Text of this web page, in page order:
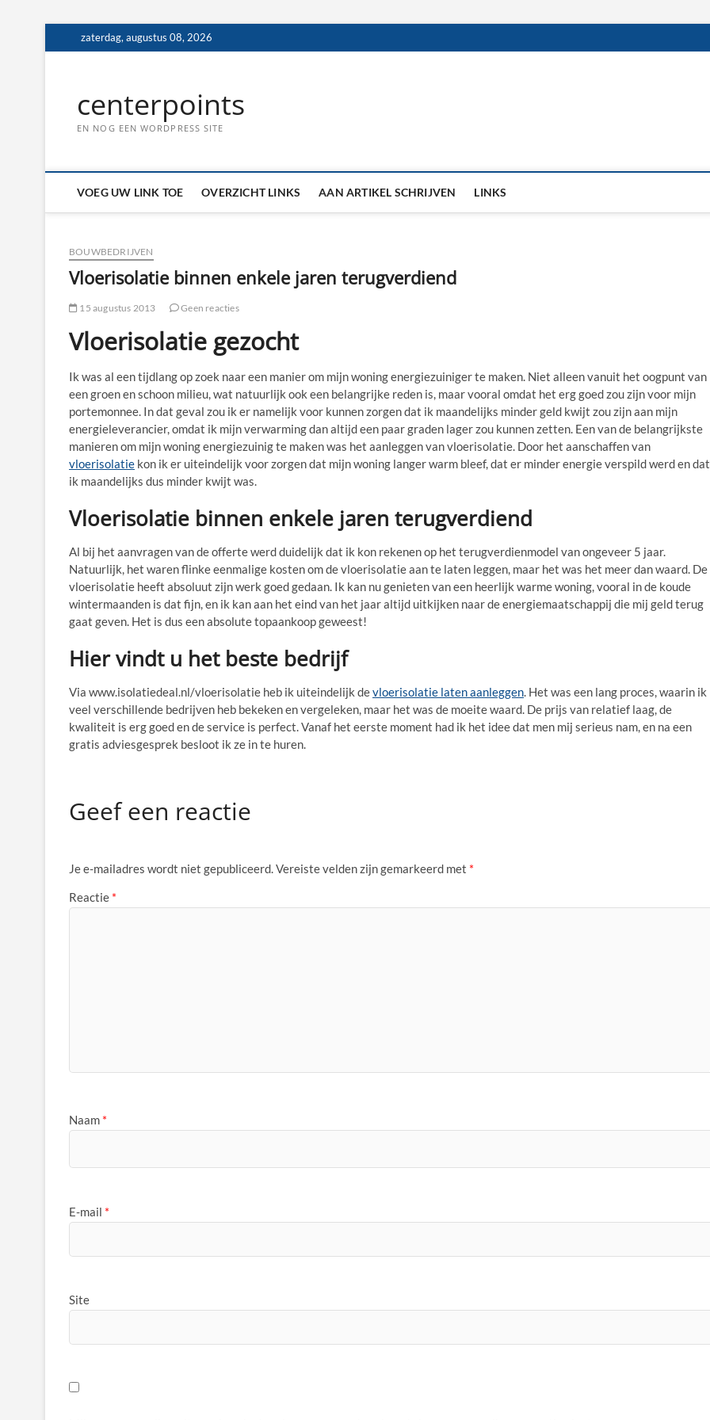
naar
zaterdag, augustus 08, 2026
centerpoints
EN NOG EEN WORDPRESS SITE
VOEG UW LINK TOE OVERZICHT LINKS AAN ARTIKEL SCHRIJVEN LINKS
BOUWBEDRIJVEN
Vloerisolatie binnen enkele jaren terugverdiend
15 augustus 2013 Geen reacties
Vloerisolatie gezocht
Ik was al een tijdlang op zoek naar een manier om mijn woning energiezuiniger te maken. Niet alleen vanuit het oogpunt van
een groen en schoon milieu, wat natuurlijk ook een belangrijke reden is, maar vooral omdat het erg goed zou zijn voor mijn
portemonnee. In dat geval zou ik er namelijk voor kunnen zorgen dat ik maandelijks minder geld kwijt zou zijn aan mijn
energieleverancier, omdat ik mijn verwarming dan altijd een paar graden lager zou kunnen zetten. Een van de belangrijkste
manieren om mijn woning energiezuinig te maken was het aanleggen van vloerisolatie. Door het aanschaffen van
vloerisolatie kon ik er uiteindelijk voor zorgen dat mijn woning langer warm bleef, dat er minder energie verspild werd en dat
ik maandelijks dus minder kwijt was.
Vloerisolatie binnen enkele jaren terugverdiend
Al bij het aanvragen van de offerte werd duidelijk dat ik kon rekenen op het terugverdienmodel van ongeveer 5 jaar.
Natuurlijk, het waren flinke eenmalige kosten om de vloerisolatie aan te laten leggen, maar het was het meer dan waard. De
vloerisolatie heeft absoluut zijn werk goed gedaan. Ik kan nu genieten van een heerlijk warme woning, vooral in de koude
wintermaanden is dat fijn, en ik kan aan het eind van het jaar altijd uitkijken naar de energiemaatschappij die mij geld terug
gaat geven. Het is dus een absolute topaankoop geweest!
Hier vindt u het beste bedrijf
Via www.isolatiedeal.nl/vloerisolatie heb ik uiteindelijk devloerisolatie laten aanleggen. Het was een lang proces, waarin ik
veel verschillende bedrijven heb bekeken en vergeleken, maar het was de moeite waard. De prijs van relatief laag, de
kwaliteit is erg goed en de service is perfect. Vanaf het eerste moment had ik het idee dat men mij serieus nam, en na een
gratis adviesgesprek besloot ik ze in te huren.
Geef een reactie
Je e-mailadres wordt niet gepubliceerd.Vereiste velden zijn gemarkeerd met *
Reactie *
Naam *
E-mail *
Site